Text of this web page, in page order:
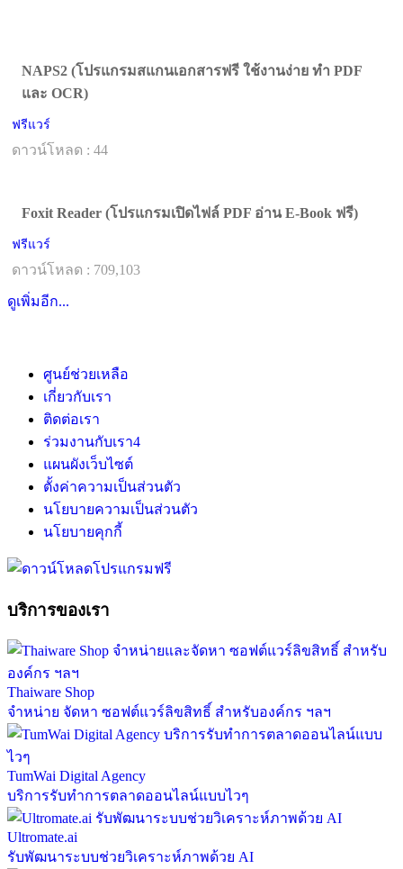
NAPS2 (โปรแกรมสแกนเอกสารฟรี ใช้งานง่าย ทำ PDF
และ OCR)
ฟรีแวร์
ดาวน์โหลด : 44
Foxit Reader (โปรแกรมเปิดไฟล์ PDF อ่าน E-Book ฟรี)
ฟรีแวร์
ดาวน์โหลด : 709,103
ดูเพิ่มอีก...
ศูนย์ช่วยเหลือ
เกี่ยวกับเรา
ติดต่อเรา
ร่วมงานกับเรา4
แผนผังเว็บไซต์
ตั้งค่าความเป็นส่วนตัว
นโยบายความเป็นส่วนตัว
นโยบายคุกกี้
บริการของเรา
Thaiware Shop
จำหน่าย จัดหา ซอฟต์แวร์ลิขสิทธิ์ สำหรับองค์กร ฯลฯ
TumWai Digital Agency
บริการรับทำการตลาดออนไลน์แบบไวๆ
Ultromate.ai
รับพัฒนาระบบช่วยวิเคราะห์ภาพด้วย AI